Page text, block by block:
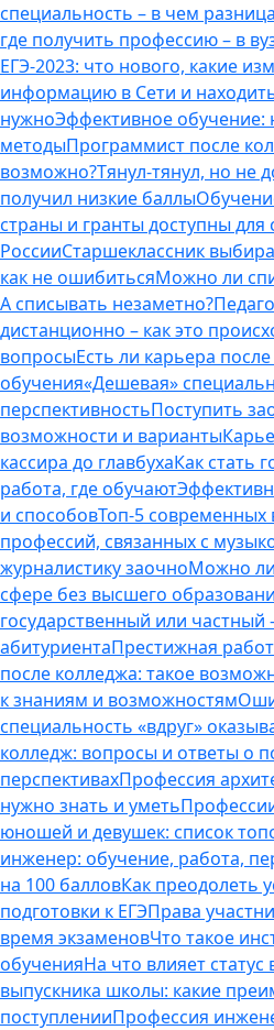
специальность – в чем разница
где получить профессию – в
ЕГЭ-2023: что нового, какие
информацию в Сети и
нужноЭффективное
методыПрограммист после
возможно?Тянул-тянул, но не
получил низкие баллы
страны и гранты доступны для
РоссииСтаршеклассник
как не ошибитьсяМожно ли
А списывать незаметно?
дистанционно – как это
вопросыЕсть ли карьера
обучения«Дешевая»
перспективностьПоступить
возможности и варианты
кассира до главбухаКак стать
работа, где обучают
и способовТоп-5 современных
профессий, связанных с
журналистику заочноМожно ли
сфере без высшего
государственный или
абитуриентаПрестижная
после колледжа: такое
к знаниям и возможностям
специальность «вдруг»
колледж: вопросы и ответы о
перспективахПрофессия
нужно знать и уметь
юношей и девушек: список
инженер: обучение, работа,
на 100 балловКак преодолеть
подготовки к ЕГЭПрава
время экзаменовЧто такое
обученияНа что влияет статус
выпускника школы: какие
поступленииПрофессия